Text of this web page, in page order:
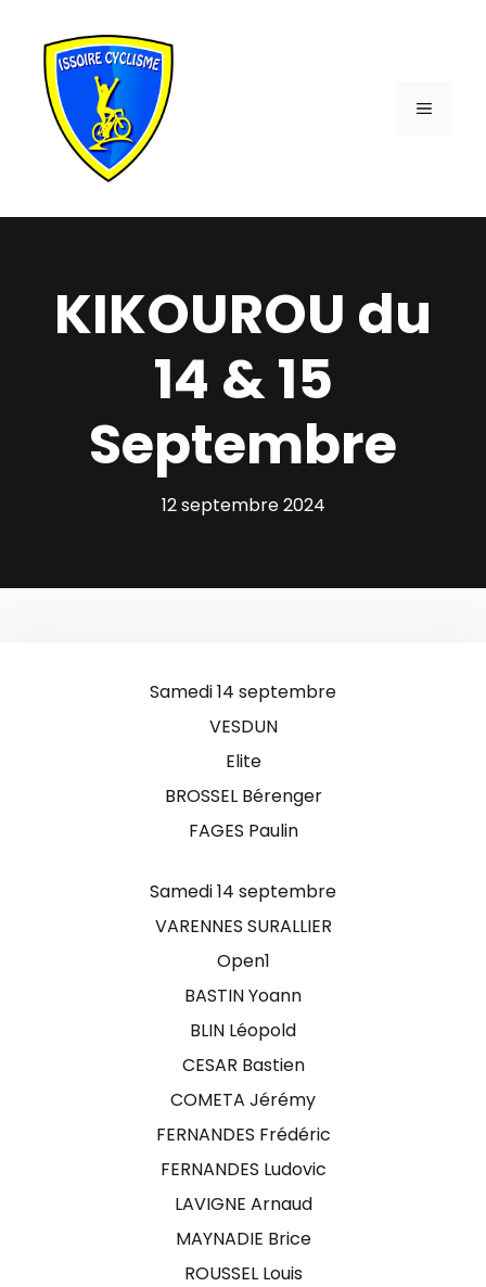
contenu
MENU
KIKOUROU du
14 & 15
Septembre
12 septembre 2024
Samedi 14 septembre
VESDUN
Elite
BROSSEL Bérenger
FAGES Paulin
Samedi 14 septembre
VARENNES SURALLIER
Open1
BASTIN Yoann
BLIN Léopold
CESAR Bastien
COMETA Jérémy
FERNANDES Frédéric
FERNANDES Ludovic
LAVIGNE Arnaud
MAYNADIE Brice
ROUSSEL Louis